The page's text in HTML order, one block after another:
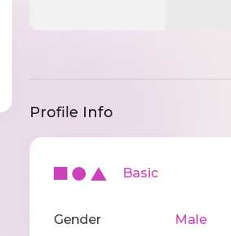
Profile Info
Basic
Gender
Male